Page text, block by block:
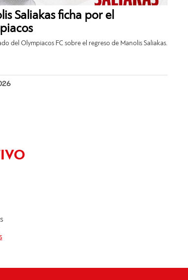
Saliakas ficha por el
del Olympiacos FC sobre el regreso de Manolis Saliakas.